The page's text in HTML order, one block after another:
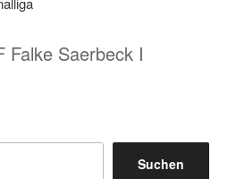
Falke Saerbeck I
Suchen